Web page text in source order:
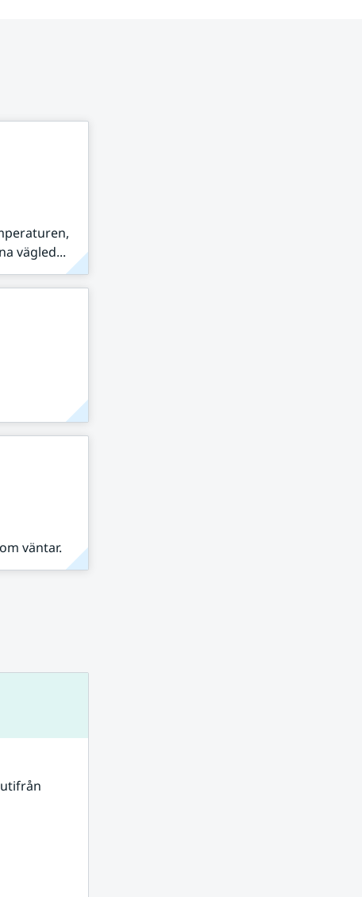
vägled...
väntar.